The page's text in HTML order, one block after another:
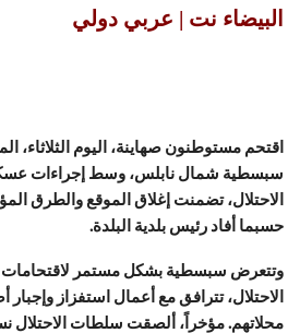
البيضاء نت | عربي دولي
اقتحم مستوطنون صهاينة، اليوم الثلاثاء،
سبسطية شمال نابلس، وسط إجراءات
الاحتلال، تضمنت إغلاق الموقع والطرق
حسبما أفاد رئيس بلدية البلدة.
وتتعرض سبسطية بشكل مستمر لاقتحامات
الاحتلال، تترافق مع أعمال استفزاز
محلاتهم. مؤخراً، ألصقت سلطات الاحتلال